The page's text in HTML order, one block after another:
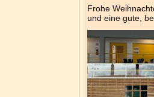
Frohe
und eine gute,